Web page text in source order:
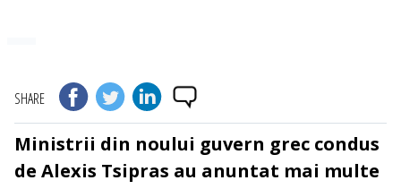
SHARE
Ministrii din noului guvern grec condus
de Alexis Tsipras au anuntat mai multe